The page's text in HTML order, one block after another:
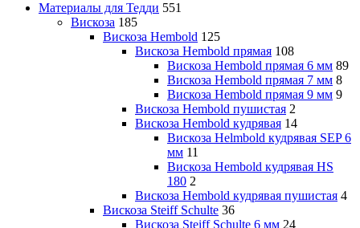
Материалы для Тедди 551
Вискоза 185
Вискоза Hembold 125
Вискоза Hembold прямая 108
Вискоза Hembold прямая 6 мм 89
Вискоза Hembold прямая 7 мм 8
Вискоза Hembold прямая 9 мм 9
Вискоза Hembold пушистая 2
Вискоза Hembold кудрявая 14
Вискоза Helmbold кудрявая SEP 6
мм 11
Вискоза Hembold кудрявая HS
180 2
Вискоза Hembold кудрявая пушистая 4
Вискоза Steiff Schulte 36
Вискоза Steiff Schulte 6 мм 24